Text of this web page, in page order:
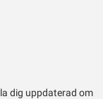
dig uppdaterad om